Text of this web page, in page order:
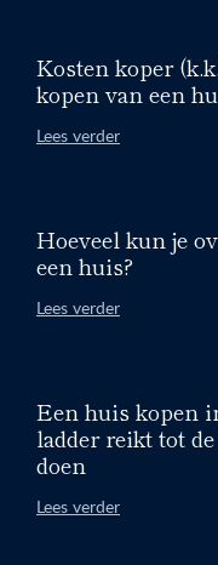
Kosten koper
kopen van een
Lees verder
Hoeveel kun je
een huis?
Lees verder
Een huis kopen
ladder reikt tot
doen
Lees verder